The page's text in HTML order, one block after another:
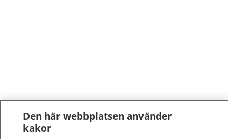
Den här webbplatsen använder
kakor